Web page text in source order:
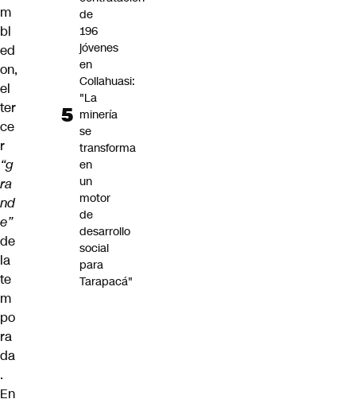
m
bl
ed
on,
el
ter
ce
r
“g
ra
nd
e”
de
la
te
m
po
ra
da
.
En
de
196
jóvenes
en
Collahuasi:
"La
minería
se
transforma
en
un
motor
de
desarrollo
social
para
Tarapacá"